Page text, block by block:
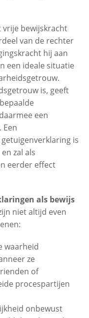
vrije bewijskracht
van de rechter
hij aan
een ideale situatie
is, geeft
een
is
zal als
eerder effect
als bewijs
niet altijd even
waarheid
ze
of
procespartijen
onbewust